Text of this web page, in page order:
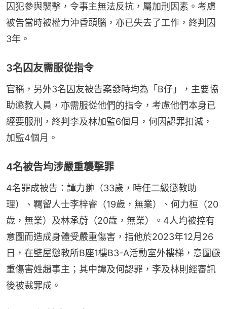
囚犯參與襲擊，令事主無法反抗，屬加刑因素。考慮
被告當時被權力沖昏頭腦，亦已失去了工作，終判囚
3年。
3名囚友需服從指令
官稱，另外3名囚友被告案發時均為「B仔」，主要協
助懲教人員，亦需服從他們的指令，考慮他們本身已
經要服刑，終判李及林加監6個月，何因認罪扣減，
加監4個月。
4名被告均涉嚴重襲擊罪
4名罪成被告：譚力翀（33歲，時任二級懲教助
理）、羈留人士李梓睿（19歲，無業）、何力桓（20
歲，無業）及林承蔚（20歲，無業）。4人均被控有
意圖而造成身體受嚴重傷害，指他於2023年12月26
日，在壁屋懲教所B座1樓B3-A活動室外樓梯，意圖嚴
重傷害姓趙事主；其中譚及何認罪，李及林則經審訊
後被裁罪成。